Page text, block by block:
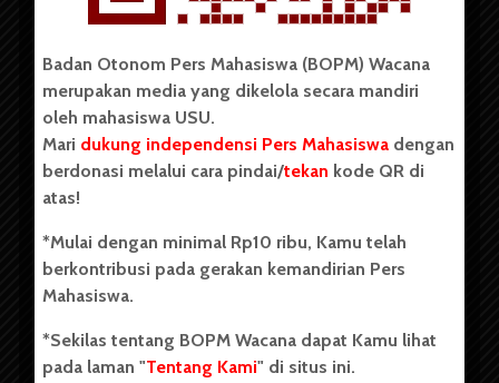
Copyright © 2023. All rights reserved BOPM WACANA.
Badan Otonom Pers Mahasiswa (BOPM) Wacana merupakan
pers mahasiswa yang berdiri di luar kampus dan dikelola
secara mandiri oleh mahasiswa Universitas Sumatera Utara
(USU). Sebelumnya BOPM Wacana merupakan salah satu
Unit Kegiatan Mahasiswa (UKM) di Universitas Sumatera
berdiri pada 1 Juli 1995.
Kontribusi
Badan Otonom Pers Mahasiswa (BOPM) Wacana
merupakan media yang dikelola secara mandiri
oleh mahasiswa USU.
Mari dukung independensi Pers Mahasiswa dengan
berdonasi melalui cara pindai/tekan kode QR di
atas!
*Mulai dengan minimal Rp10 ribu, Kamu telah
berkontribusi pada gerakan kemandirian Pers
Mahasiswa.
*Sekilas tentang BOPM Wacana dapat Kamu lihat
pada laman "Tentang Kami" di situs ini.